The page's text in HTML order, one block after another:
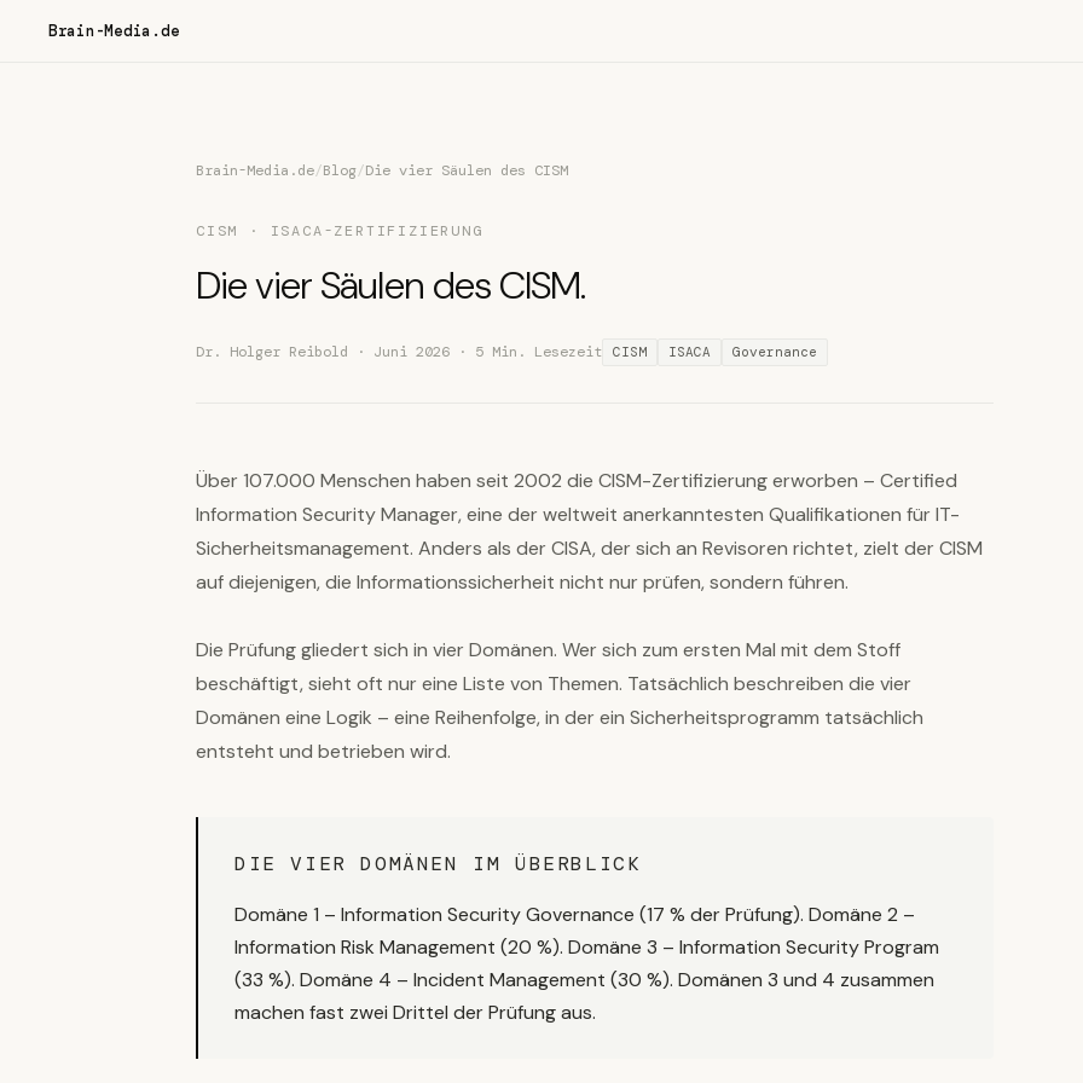
Brain-Media.de
Brain-Media.de/Blog/Die vier Säulen des CISM
CISM · ISACA-ZERTIFIZIERUNG
Die vier Säulen des CISM.
Dr. Holger Reibold · Juni 2026 · 5 Min. Lesezeit CISM ISACA Governance
Über 107.000 Menschen haben seit 2002 die CISM-Zertifizierung erworben – Certified
Information Security Manager, eine der weltweit anerkanntesten Qualifikationen für IT-
Sicherheitsmanagement. Anders als der CISA, der sich an Revisoren richtet, zielt der CISM
auf diejenigen, die Informationssicherheit nicht nur prüfen, sondern führen.
Die Prüfung gliedert sich in vier Domänen. Wer sich zum ersten Mal mit dem Stoff
beschäftigt, sieht oft nur eine Liste von Themen. Tatsächlich beschreiben die vier
Domänen eine Logik – eine Reihenfolge, in der ein Sicherheitsprogramm tatsächlich
entsteht und betrieben wird.
DIE VIER DOMÄNEN IM ÜBERBLICK
Domäne 1 – Information Security Governance (17 % der Prüfung). Domäne 2 –
Information Risk Management (20 %). Domäne 3 – Information Security Program
(33 %). Domäne 4 – Incident Management (30 %). Domänen 3 und 4 zusammen
machen fast zwei Drittel der Prüfung aus.